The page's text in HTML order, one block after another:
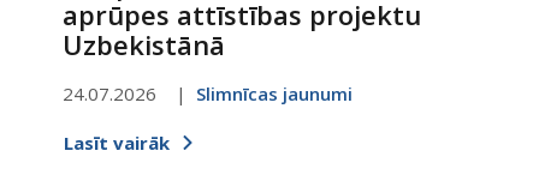
aprūpes attīstības projektu
Uzbekistānā
24.07.2026 Slimnīcas jaunumi
Lasīt vairāk